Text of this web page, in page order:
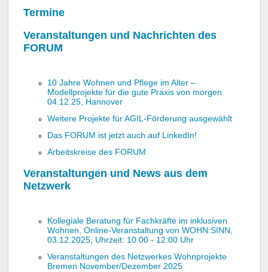
Termine
Veranstaltungen und Nachrichten des
FORUM
10 Jahre Wohnen und Pflege im Alter –
Modellprojekte für die gute Praxis von morgen
04.12.25, Hannover
Weitere Projekte für AGIL-Förderung ausgewählt
Das FORUM ist jetzt auch auf LinkedIn!
Arbeitskreise des FORUM
Veranstaltungen und News aus dem
Netzwerk
​Kollegiale Beratung für Fachkräfte im inklusiven
Wohnen, Online-Veranstaltung von WOHN:SINN,
03.12.2025, Uhrzeit: 10:00 - 12:00 Uhr
Veranstaltungen des Netzwerkes Wohnprojekte
Bremen November/Dezember 2025